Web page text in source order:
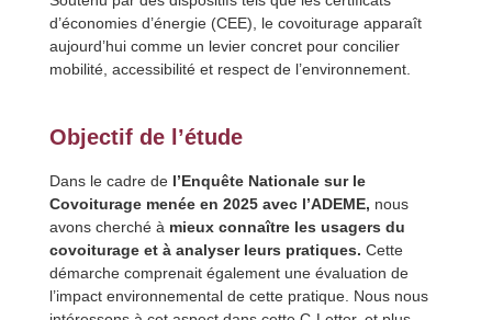
d’économies d’énergie (CEE), le covoiturage apparaît
aujourd’hui comme un levier concret pour concilier
mobilité, accessibilité et respect de l’environnement.
Objectif de l’étude
Dans le cadre de l’Enquête Nationale sur le
Covoiturage menée en 2025 avec l’ADEME, nous
avons cherché à mieux connaître les usagers du
covoiturage et à analyser leurs pratiques. Cette
démarche comprenait également une évaluation de
l’impact environnemental de cette pratique. Nous nous